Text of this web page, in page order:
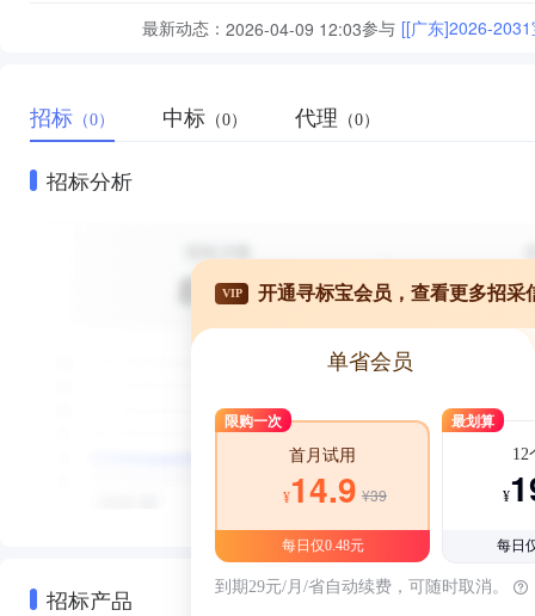
最新动态： 2026-04-09 12:03参与 [[广东]2026-
招标 （0） 中标 （0） 代理 （0）
招标分析
招标产品
VIP 开通寻标宝会员，查看更多招采
单省会员
限购一次
首月试用
¥14.9 ¥39
每日仅0.48元
最划算
12
¥
每日
到期29元/月/省自动续费，可随时取消。